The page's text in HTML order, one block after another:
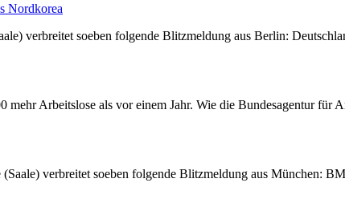
Nordkorea
verbreitet soeben folgende Blitzmeldung aus Berlin:
Arbeitslose als vor einem Jahr. Wie die Bundesagentur für
verbreitet soeben folgende Blitzmeldung aus München: